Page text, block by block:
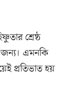
শ্রেষ্ঠ
জন্য। এমনকি
প্রতিভাত হয়